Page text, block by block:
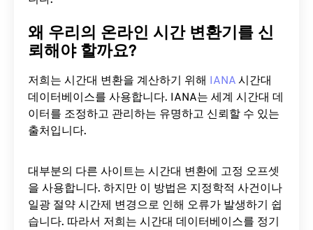
왜 우리의 온라인 시간 변환기를 신
뢰해야 할까요?
저희는 시간대 변환을 계산하기 위해 IANA 시간대
데이터베이스를 사용합니다. IANA는 세계 시간대 데
이터를 조정하고 관리하는 유명하고 신뢰할 수 있는
출처입니다.
대부분의 다른 사이트는 시간대 변환에 ​​고정 오프셋
을 사용합니다. 하지만 이 방법은 지정학적 사건이나
일광 절약 시간제 변경으로 인해 오류가 발생하기 쉽
습니다. 따라서 저희는 시간대 데이터베이스를 정기